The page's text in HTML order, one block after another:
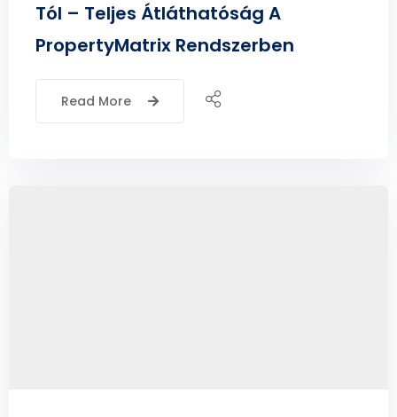
Tól – Teljes Átláthatóság A
PropertyMatrix Rendszerben
Read More